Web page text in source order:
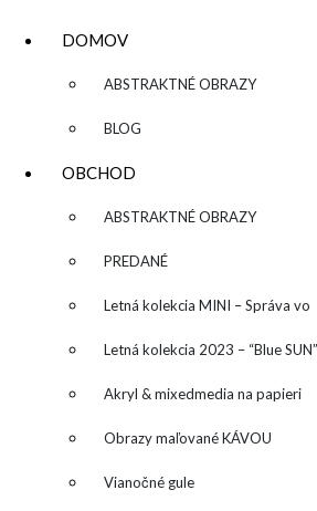
DOMOV
▼ ABSTRAKTNÉ OBRAZY
BLOG
OBCHOD
▼ ABSTRAKTNÉ OBRAZY
PREDANÉ
Letná kolekcia MINI – Správa vo
fľaši
Letná kolekcia 2023 – “Blue
“Modré slnko”
Akryl & mixedmedia na papieri
Obrazy maľované KÁVOU
Vianočné gule
KATARÍNA SUJOVÁ
SOLD PAINTINGS
HERE YOU CAN
SOLD
SOMETHING
CONSIDER A
PIECE FROM
“Good morning Summer!”/ ”Dobré Reno,